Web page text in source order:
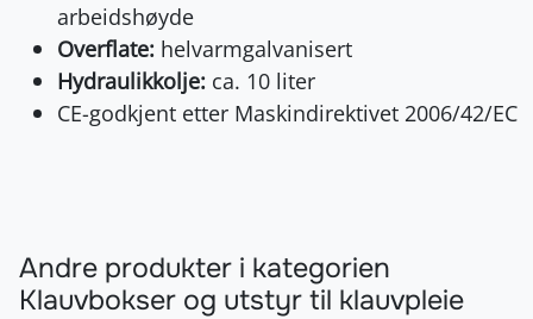
arbeidshøyde
Overflate: helvarmgalvanisert
Hydraulikkolje: ca. 10 liter
CE-godkjent etter Maskindirektivet 2006/42/EC
Andre produkter i kategorien
Klauvbokser og utstyr til klauvpleie